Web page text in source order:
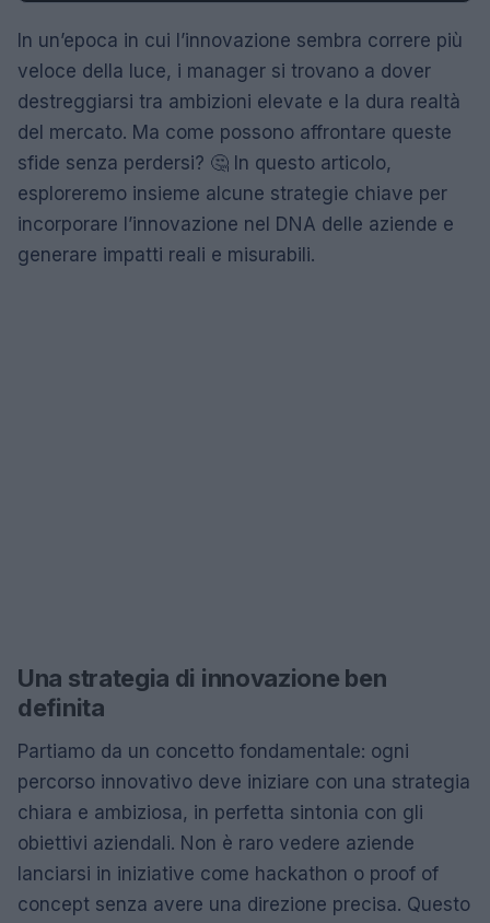
In un’epoca in cui l’innovazione sembra correre più
veloce della luce, i manager si trovano a dover
destreggiarsi tra ambizioni elevate e la dura realtà
del mercato. Ma come possono affrontare queste
sfide senza perdersi? 🤔 In questo articolo,
esploreremo insieme alcune strategie chiave per
incorporare l’innovazione nel DNA delle aziende e
generare impatti reali e misurabili.
Una strategia di innovazione ben
definita
Partiamo da un concetto fondamentale: ogni
percorso innovativo deve iniziare con una strategia
chiara e ambiziosa, in perfetta sintonia con gli
obiettivi aziendali. Non è raro vedere aziende
lanciarsi in iniziative come hackathon o proof of
concept senza avere una direzione precisa. Questo